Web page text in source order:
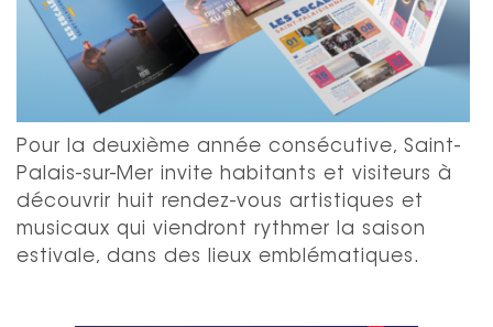
Pour la deuxième année consécutive, Saint-
Palais-sur-Mer invite habitants et visiteurs à
découvrir huit rendez-vous artistiques et
musicaux qui viendront rythmer la saison
estivale, dans des lieux emblématiques.